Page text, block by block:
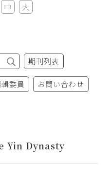
中 大
期刊列表
委員 お問い合わせ
Yin Dynasty